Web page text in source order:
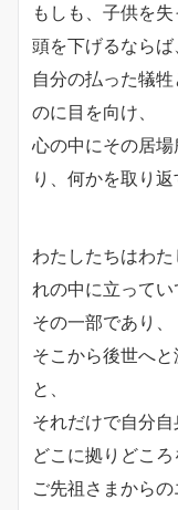
もしも、子供を
頭を下げるならば
自分の払った犠
のに目を向け、
心の中にその居
り、何かを取り返
わたしたちはわ
れの中に立ってい
その一部であり、
そこから後世へ
と、
それだけで自分自
どこに拠りどころ
ご先祖さまから